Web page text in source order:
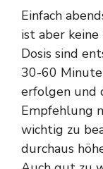
Einfach
ist aber
Dosis sind
30-60
erfolgen und
Empfehlung
wichtig zu
durchaus